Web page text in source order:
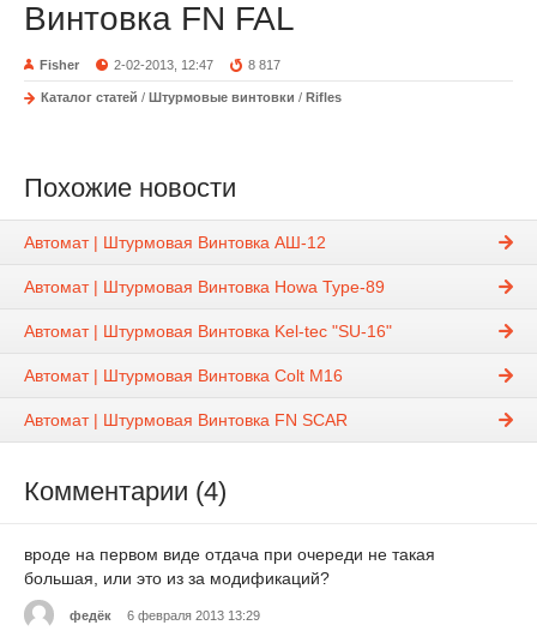
Винтовка FN FAL
Fisher 2-02-2013, 12:47 8 817
Каталог статей / Штурмовые винтовки / Rifles
Похожие новости
Автомат | Штурмовая Винтовка АШ-12
Автомат | Штурмовая Винтовка Howa Type-89
Автомат | Штурмовая Винтовка Kel-tec "SU-16"
Автомат | Штурмовая Винтовка Colt M16
Автомат | Штурмовая Винтовка FN SCAR
Комментарии (4)
вроде на первом виде отдача при очереди не такая
большая, или это из за модификаций?
федёк 6 февраля 2013 13:29